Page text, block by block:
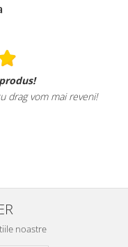
de ele, materialele
calitative,
noastre